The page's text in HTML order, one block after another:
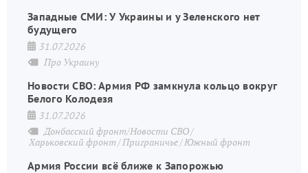
Западные СМИ: У Украины и у Зеленского нет
будущего
31.07.2026
Про Украину
Новости СВО: Армия РФ замкнула кольцо вокруг
Белого Колодезя
31.07.2026
Донбасский фронт/Новости СВО
Харьковский фронт Приграничье Южный фронт
Армия России всё ближе к Запорожью